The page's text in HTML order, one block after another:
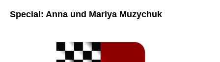
Special: Anna und Mariya Muzychuk